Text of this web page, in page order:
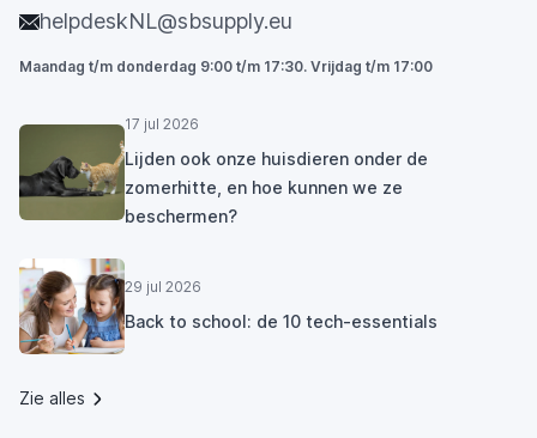
helpdeskNL@sbsupply.eu
Maandag t/m donderdag 9:00 t/m 17:30. Vrijdag t/m 17:00
17 jul 2026
Lijden ook onze huisdieren onder de
zomerhitte, en hoe kunnen we ze
beschermen?
29 jul 2026
Back to school: de 10 tech-essentials
Zie alles